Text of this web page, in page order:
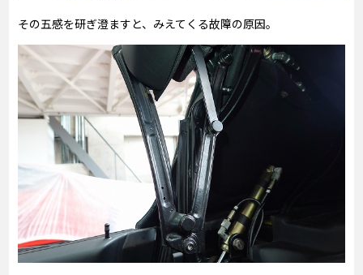
その五感を研ぎ澄ますと、みえてくる故障の原因。